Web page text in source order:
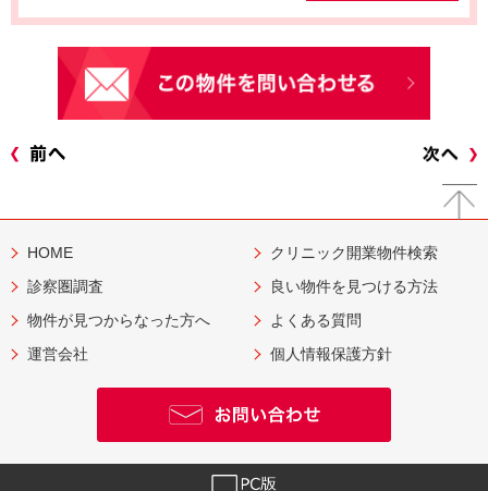
HOME
クリニック開業物件検索
診察圏調査
良い物件を見つける方法
物件が見つからなった方へ
よくある質問
運営会社
個人情報保護方針